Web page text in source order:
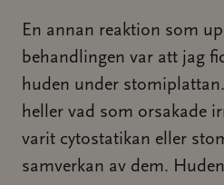
En annan reaktion som
behandlingen var att jag
huden under
heller vad som orsakade
varit cytostatikan eller
samverkan av dem.